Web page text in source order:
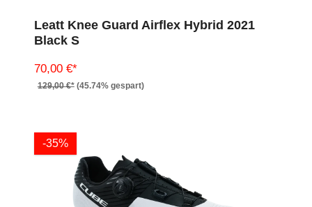
Leatt Knee Guard Airflex Hybrid 2021
Black S
70,00 €*
129,00 €* (45.74% gespart)
-35%